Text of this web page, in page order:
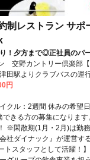
制レストラン サポ
！夕方まで◎正社員のパ
ッフ◎
交野カントリー倶楽部
田駅よりクラブバスの運
！車で「枚方東IC」～約5分
円
クル：2週間 休みの希望
できる方の募集になりま
※閑散期(1月・2月)は勤
社ダイナック』が運営す
トスタッフとして活躍！